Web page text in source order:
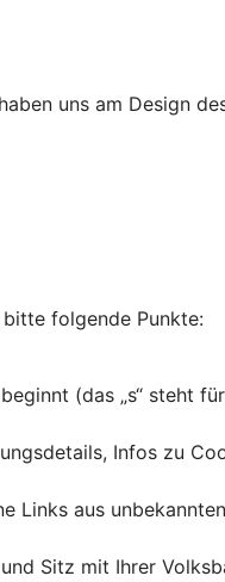
uns am Design
folgende Punkte:
(das „s“ steht
Infos zu
aus
Sitz mit Ihrer